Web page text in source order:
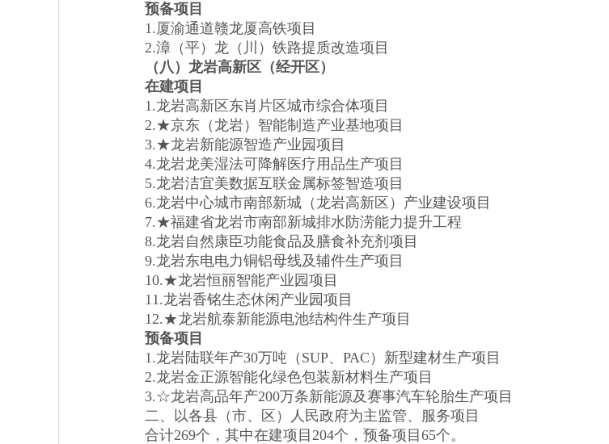
预备项目
1.厦渝通道赣龙厦高铁项目
2.漳（平）龙（川）铁路提质改造项目
（ 八）龙岩高新区（经开区）
在建项目
1.龙岩高新区东肖片区城市综合体项目
2.★京东（龙岩）智能制造产业基地项目
3.★龙岩新能源智造产业园项目
4.龙岩龙美湿法可降解医疗用品生产项目
5.龙岩洁宜美数据互联金属标签智造项目
6.龙岩中心城市南部新城（龙岩高新区）产业建设项目
7.★福建省龙岩市南部新城排水防涝能力提升工程
8.龙岩自然康臣功能食品及膳食补充剂项目
9.龙岩东电电力铜铝母线及辅件生产项目
10.★龙岩恒丽智能产业园项目
11.龙岩香铭生态休闲产业园项目
12.★龙岩航泰新能源电池结构件生产项目
预备项目
1.龙岩陆联年产30万吨（SUP、PAC）新型建材生产项目
2.龙岩金正源智能化绿色包装新材料生产项目
3.☆龙岩高品年产200万条新能源及赛事汽车轮胎生产项目
二、以各县（市、区）人民政府为主监管、服务项目
合计269个，其中在建项目204个，预备项目65个。